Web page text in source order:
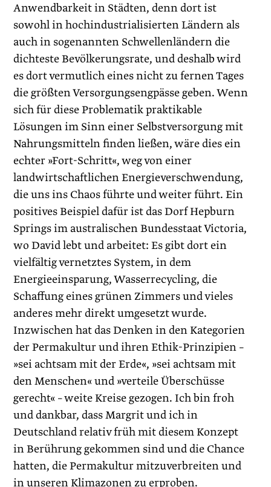
Anwendbarkeit in Städten, denn dort ist
sowohl in hochindustrialisierten Ländern als
auch in sogenannten Schwellenländern die
dichteste Bevölkerungsrate, und deshalb wird
es dort vermutlich eines nicht zu fernen Tages
die größten Versorgungsengpässe geben. Wenn
sich für diese Problematik praktikable
Lösungen im Sinn einer Selbstversorgung mit
Nahrungsmitteln finden ließen, wäre dies ein
echter »Fort-Schritt«, weg von einer
landwirtschaftlichen Energieverschwendung,
die uns ins Chaos führte und weiter führt. Ein
positives Beispiel dafür ist das Dorf Hepburn
Springs im australischen Bundesstaat Victoria,
wo David lebt und arbeitet: Es gibt dort ein
vielfältig vernetztes System, in dem
Energieeinsparung, Wasserrecycling, die
Schaffung eines grünen Zimmers und vieles
anderes mehr direkt umgesetzt wurde.
Inzwischen hat das Denken in den Kategorien
der Permakultur und ihren Ethik-Prinzipien –
»sei achtsam mit der Erde«, »sei achtsam mit
den Menschen« und »verteile Überschüsse
gerecht« – weite Kreise gezogen. Ich bin froh
und dankbar, dass Margrit und ich in
Deutschland relativ früh mit diesem Konzept
in Berührung gekommen sind und die Chance
hatten, die Permakultur mitzuverbreiten und
in unseren Klimazonen zu erproben.